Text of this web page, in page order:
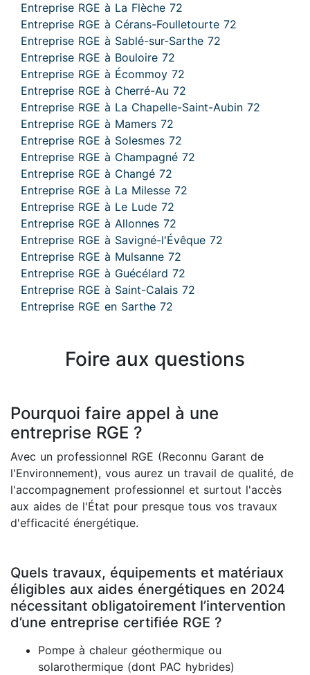
Entreprise RGE à La Flèche 72
Entreprise RGE à Cérans-Foulletourte 72
Entreprise RGE à Sablé-sur-Sarthe 72
Entreprise RGE à Bouloire 72
Entreprise RGE à Écommoy 72
Entreprise RGE à Cherré-Au 72
Entreprise RGE à La Chapelle-Saint-Aubin 72
Entreprise RGE à Mamers 72
Entreprise RGE à Solesmes 72
Entreprise RGE à Champagné 72
Entreprise RGE à Changé 72
Entreprise RGE à La Milesse 72
Entreprise RGE à Le Lude 72
Entreprise RGE à Allonnes 72
Entreprise RGE à Savigné-l'Évêque 72
Entreprise RGE à Mulsanne 72
Entreprise RGE à Guécélard 72
Entreprise RGE à Saint-Calais 72
Entreprise RGE en Sarthe 72
Foire aux questions
Pourquoi faire appel à une
entreprise RGE ?
Avec un professionnel RGE (Reconnu Garant de
l'Environnement), vous aurez un travail de qualité, de
l'accompagnement professionnel et surtout l'accès
aux aides de l'État pour presque tous vos travaux
d'efficacité énergétique.
Quels travaux, équipements et matériaux
éligibles aux aides énergétiques en 2024
nécessitant obligatoirement l’intervention
d’une entreprise certifiée RGE ?
Pompe à chaleur géothermique ou
solarothermique (dont PAC hybrides)